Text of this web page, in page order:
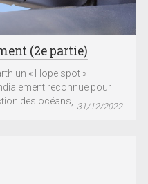
(2e partie)
un « Hope spot »
reconnue pour
des océans,...31/12/2022